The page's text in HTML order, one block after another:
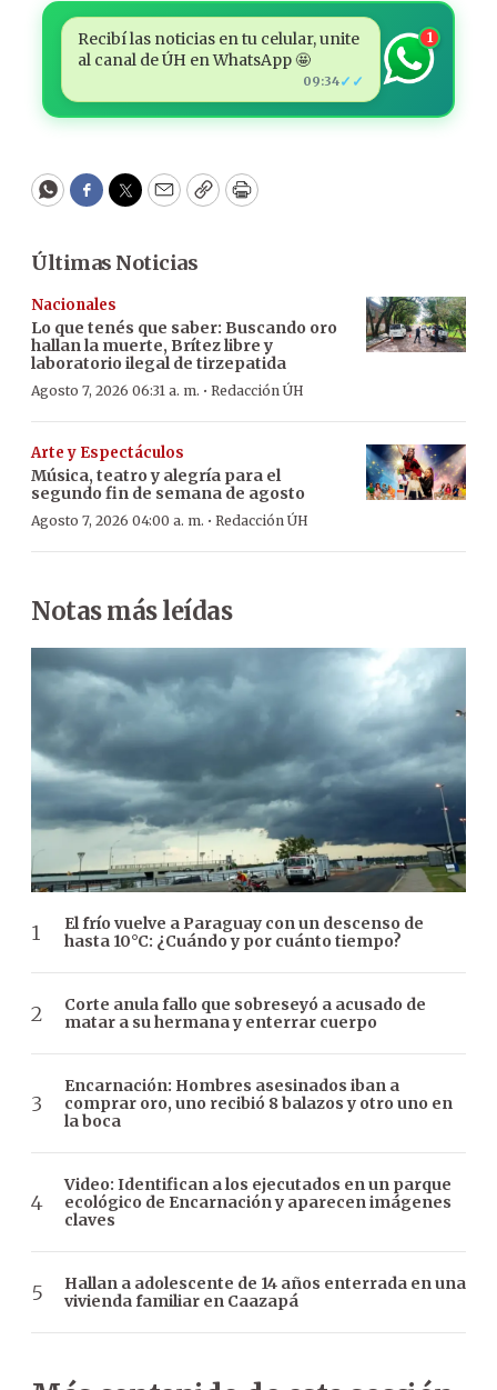
Recibí las noticias en tu celular, unite
al canal de ÚH en WhatsApp 🤩
09:34✓✓
1
WhatsApp
Facebook
Twitter
EmailCopyPrint
Últimas Noticias
Nacionales
Lo que tenés que saber: Buscando oro
hallan la muerte, Brítez libre y
laboratorio ilegal de tirzepatida
Agosto 7, 2026 06:31 a. m. · Redacción ÚH
Arte y Espectáculos
Música, teatro y alegría para el
segundo fin de semana de agosto
Agosto 7, 2026 04:00 a. m. · Redacción ÚH
Notas más leídas
El frío vuelve a Paraguay con un descenso de
hasta 10°C: ¿Cuándo y por cuánto tiempo?
Corte anula fallo que sobreseyó a acusado de
matar a su hermana y enterrar cuerpo
Encarnación: Hombres asesinados iban a
comprar oro, uno recibió 8 balazos y otro uno en
la boca
Video: Identifican a los ejecutados en un parque
ecológico de Encarnación y aparecen imágenes
claves
Hallan a adolescente de 14 años enterrada en una
vivienda familiar en Caazapá